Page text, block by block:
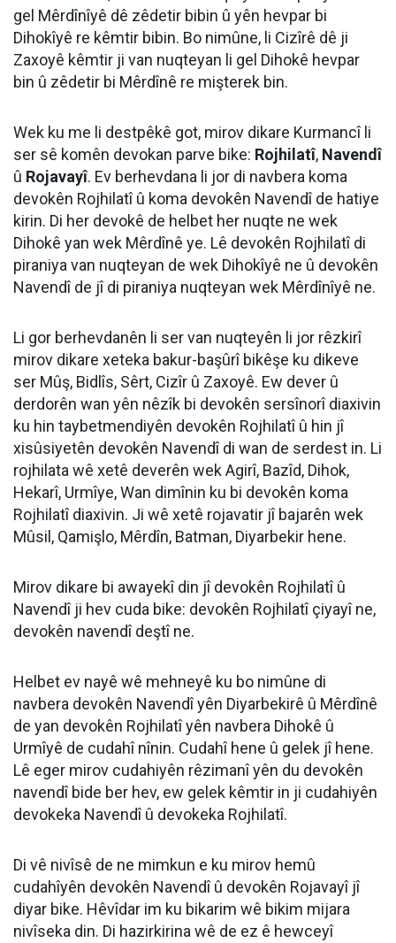
gel Mêrdînîyê dê zêdetir bibin û yên hevpar bi
Dihokîyê re kêmtir bibin. Bo nimûne, li Cizîrê dê ji
Zaxoyê kêmtir ji van nuqteyan li gel Dihokê hevpar
bin û zêdetir bi Mêrdînê re mişterek bin.
Wek ku me li destpêkê got, mirov dikare Kurmancî li
ser sê komên devokan parve bike: Rojhilatî, Navendî
û Rojavayî. Ev berhevdana li jor di navbera koma
devokên Rojhilatî û koma devokên Navendî de hatiye
kirin. Di her devokê de helbet her nuqte ne wek
Dihokê yan wek Mêrdînê ye. Lê devokên Rojhilatî di
piraniya van nuqteyan de wek Dihokîyê ne û devokên
Navendî de jî di piraniya nuqteyan wek Mêrdînîyê ne.
Li gor berhevdanên li ser van nuqteyên li jor rêzkirî
mirov dikare xeteka bakur-başûrî bikêşe ku dikeve
ser Mûş, Bidlîs, Sêrt, Cizîr û Zaxoyê. Ew dever û
derdorên wan yên nêzîk bi devokên sersînorî diaxivin
ku hin taybetmendiyên devokên Rojhilatî û hin jî
xisûsiyetên devokên Navendî di wan de serdest in. Li
rojhilata wê xetê deverên wek Agirî, Bazîd, Dihok,
Hekarî, Urmîye, Wan dimînin ku bi devokên koma
Rojhilatî diaxivin. Ji wê xetê rojavatir jî bajarên wek
Mûsil, Qamişlo, Mêrdîn, Batman, Diyarbekir hene.
Mirov dikare bi awayekî din jî devokên Rojhilatî û
Navendî ji hev cuda bike: devokên Rojhilatî çiyayî ne,
devokên navendî deştî ne.
Helbet ev nayê wê mehneyê ku bo nimûne di
navbera devokên Navendî yên Diyarbekirê û Mêrdînê
de yan devokên Rojhilatî yên navbera Dihokê û
Urmîyê de cudahî nînin. Cudahî hene û gelek jî hene.
Lê eger mirov cudahiyên rêzimanî yên du devokên
navendî bide ber hev, ew gelek kêmtir in ji cudahiyên
devokeka Navendî û devokeka Rojhilatî.
Di vê nivîsê de ne mimkun e ku mirov hemû
cudahîyên devokên Navendî û devokên Rojavayî jî
diyar bike. Hêvîdar im ku bikarim wê bikim mijara
nivîseka din. Di hazirkirina wê de ez ê hewceyî